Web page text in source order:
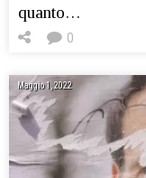
quanto…
0
Maggio 1, 2022